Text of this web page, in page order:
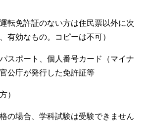
転免許証のない方は住民票以外に次
有効なもの。コピーは不可）
スポート、個人番号カード（マイナ
公庁が発行した免許証等
）
の場合、学科試験は受験できません